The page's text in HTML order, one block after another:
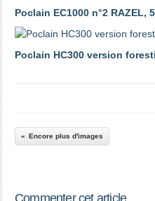
Poclain EC1000 n°2 RAZEL,
Poclain HC300 version
Encore plus d'images
Commenter cet article